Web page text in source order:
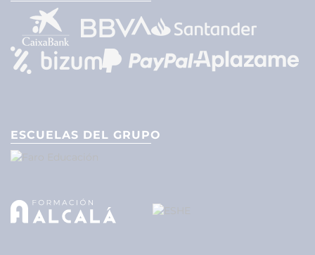
ESCUELAS DEL GRUPO